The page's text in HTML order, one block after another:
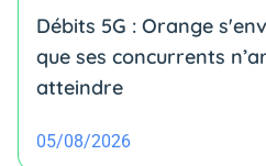
Débits 5G : Orange
que ses concurrents
atteindre
05/08/2026